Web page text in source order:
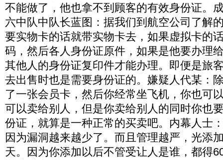
不能做了，他也拿不到顾客的有效身份证。
六中队中队长蓝图：据我们到航空公司了解
要实物卡的话就带实物卡去，如果虚拟卡的
码，然后各人身份证原件，如果是他要办理
其他人的身份证复印件才能办理。即便是旅
去出售时也是需要身份证的。嫌疑人代某：
了一张会员卡，然后你经常坐飞机，你也可
可以卖给别人，但是你卖给别人的同时你也
份证，就算是一种正常的买卖吧。内幕人士
因为漏洞越来越少了。而且管理越严，光添
天。因为你添加以后不管受让人是谁，都得